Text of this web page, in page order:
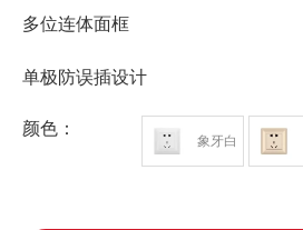
多位连体面框
单极防误插设计
颜色：
象牙白